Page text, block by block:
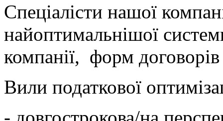
Спеціалісти нашої
найоптимальнішої
компанії, форм договорів
Вили податкової